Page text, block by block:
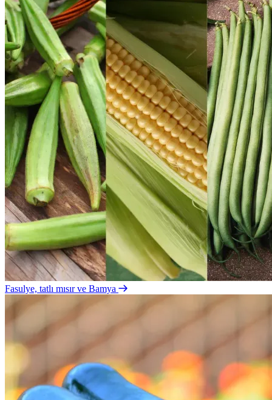
Fasulye, tatlı mısır ve Bamya